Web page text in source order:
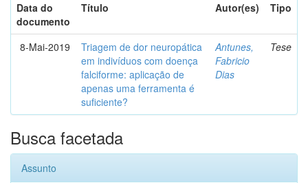
Data do
documento
Título Autor(es) Tipo
8-Mai-2019
Triagem de dor neuropática
em indivíduos com doença
falciforme: aplicação de
apenas uma ferramenta é
suficiente?
Antunes,
Fabricio
Dias
Tese
Busca facetada
Assunto